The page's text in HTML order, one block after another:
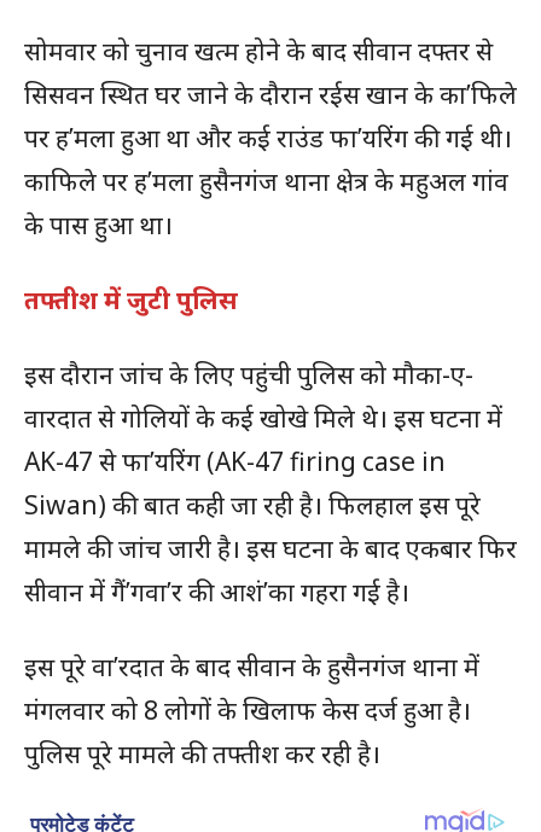
सोमवार को चुनाव खत्म होने के बाद सीवान दफ्तर से
सिसवन स्थित घर जाने के दौरान रईस खान के का’फिले
पर ह’मला हुआ था और कई राउंड फा’यरिंग की गई थी।
काफिले पर ह’मला हुसैनगंज थाना क्षेत्र के महुअल गांव
के पास हुआ था।
तफ्तीश में जुटी पुलिस
इस दौरान जांच के लिए पहुंची पुलिस को मौका-ए-
वारदात से गोलियों के कई खोखे मिले थे। इस घटना में
AK-47 से फा’यरिंग (AK-47 firing case in
Siwan) की बात कही जा रही है। फिलहाल इस पूरे
मामले की जांच जारी है। इस घटना के बाद एकबार फिर
सीवान में गैं’गवा’र की आशं’का गहरा गई है।
इस पूरे वा’रदात के बाद सीवान के हुसैनगंज थाना में
मंगलवार को 8 लोगों के खिलाफ केस दर्ज हुआ है।
पुलिस पूरे मामले की तफ्तीश कर रही है।